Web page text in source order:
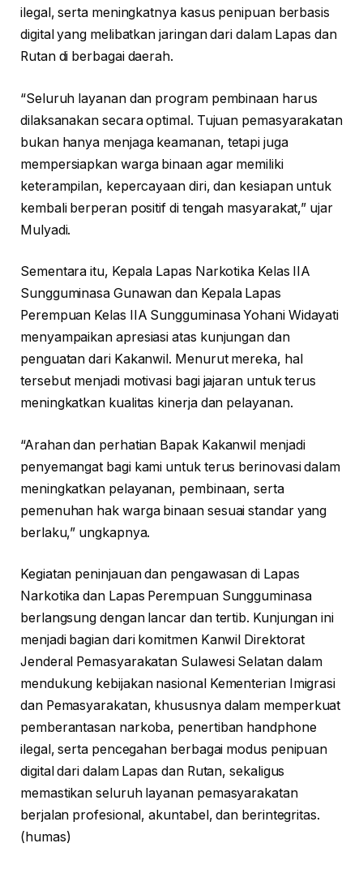
ilegal, serta meningkatnya kasus penipuan berbasis
digital yang melibatkan jaringan dari dalam Lapas dan
Rutan di berbagai daerah.
“Seluruh layanan dan program pembinaan harus
dilaksanakan secara optimal. Tujuan pemasyarakatan
bukan hanya menjaga keamanan, tetapi juga
mempersiapkan warga binaan agar memiliki
keterampilan, kepercayaan diri, dan kesiapan untuk
kembali berperan positif di tengah masyarakat,” ujar
Mulyadi.
Sementara itu, Kepala Lapas Narkotika Kelas IIA
Sungguminasa Gunawan dan Kepala Lapas
Perempuan Kelas IIA Sungguminasa Yohani Widayati
menyampaikan apresiasi atas kunjungan dan
penguatan dari Kakanwil. Menurut mereka, hal
tersebut menjadi motivasi bagi jajaran untuk terus
meningkatkan kualitas kinerja dan pelayanan.
“Arahan dan perhatian Bapak Kakanwil menjadi
penyemangat bagi kami untuk terus berinovasi dalam
meningkatkan pelayanan, pembinaan, serta
pemenuhan hak warga binaan sesuai standar yang
berlaku,” ungkapnya.
Kegiatan peninjauan dan pengawasan di Lapas
Narkotika dan Lapas Perempuan Sungguminasa
berlangsung dengan lancar dan tertib. Kunjungan ini
menjadi bagian dari komitmen Kanwil Direktorat
Jenderal Pemasyarakatan Sulawesi Selatan dalam
mendukung kebijakan nasional Kementerian Imigrasi
dan Pemasyarakatan, khususnya dalam memperkuat
pemberantasan narkoba, penertiban handphone
ilegal, serta pencegahan berbagai modus penipuan
digital dari dalam Lapas dan Rutan, sekaligus
memastikan seluruh layanan pemasyarakatan
berjalan profesional, akuntabel, dan berintegritas.
(humas)